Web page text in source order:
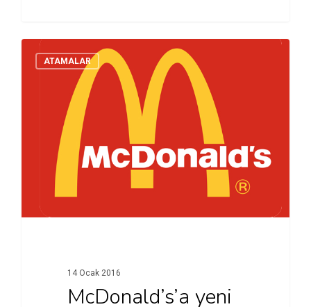
ATAMALAR
14 Ocak 2016
McDonald’s’a yeni